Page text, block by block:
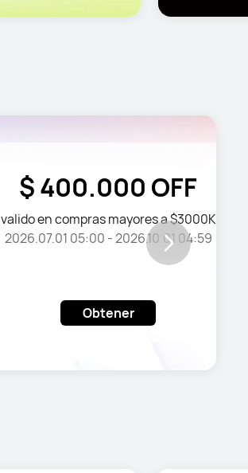
$ 400.000 OFF
valido en compras mayores a $3000K
2026.07.01 05:00 - 2026.10.01 04:59
Obtener